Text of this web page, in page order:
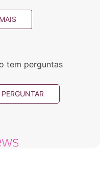
tem perguntas